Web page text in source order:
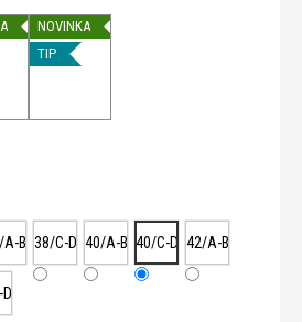
B 38/C-D 40/A-B 40/C-D 42/A-B
NOVINKA
TIP